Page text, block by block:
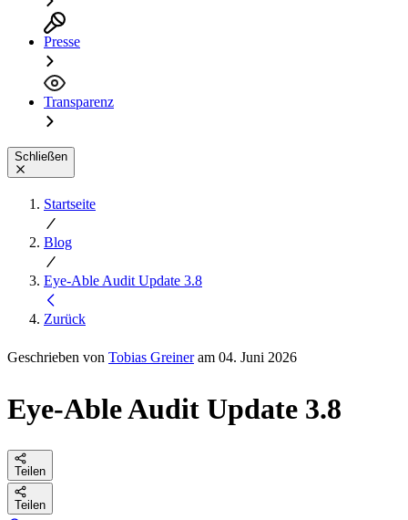
Presse
Transparenz
Schließen
Startseite
Blog
Eye-Able Audit Update 3.8
Zurück
Geschrieben von Tobias Greineram 04. Juni 2026
Eye-Able Audit Update 3.8
Teilen
Teilen